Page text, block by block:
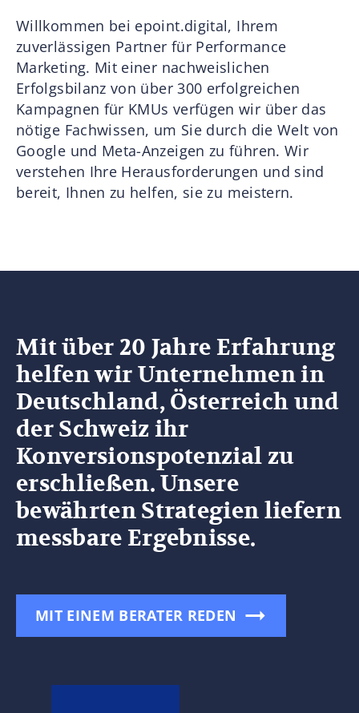
Willkommen bei epoint.digital, Ihrem
zuverlässigen Partner für Performance
Marketing. Mit einer nachweislichen
Erfolgsbilanz von über 300 erfolgreichen
Kampagnen für KMUs verfügen wir über das
nötige Fachwissen, um Sie durch die Welt von
Google und Meta-Anzeigen zu führen. Wir
verstehen Ihre Herausforderungen und sind
bereit, Ihnen zu helfen, sie zu meistern.
Mit über 20 Jahre Erfahrung
helfen wir Unternehmen in
Deutschland, Österreich und
der Schweiz ihr
Konversionspotenzial zu
erschließen. Unsere
bewährten Strategien liefern
messbare Ergebnisse.
MIT EINEM BERATER REDEN